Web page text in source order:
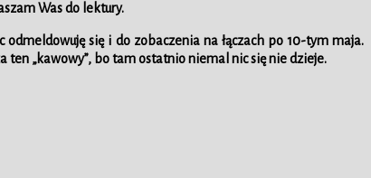
Was do lektury.
się i do zobaczenia na łączach po 10-tym maja.
ten „kawowy”, bo tam ostatnio niemal nic się nie dzieje.